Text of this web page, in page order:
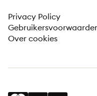
Privacy Policy
Over cookies